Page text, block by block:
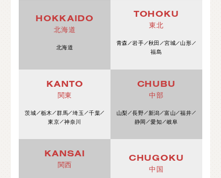
HOKKAIDO
北海道
北海道
TOHOKU
東北
青森 岩手 秋田 宮城
山形
福島
KANTO
関東
茨城 栃木 群馬 埼玉
千葉
東京
神奈川
CHUBU
中部
山梨 長野 新潟 富山
福井
静岡
愛知 岐阜
KANSAI
関西
CHUGOKU
中国